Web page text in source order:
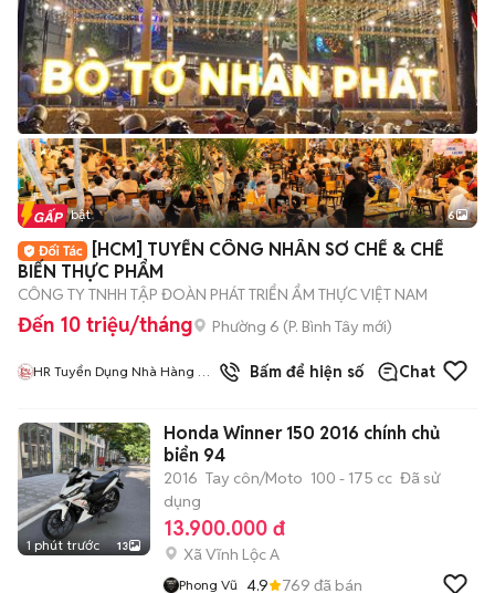
+2
Tin nổi bật 6
[HCM] TUYỂN CÔNG NHÂN SƠ CHẾ & CHẾ
BIẾN THỰC PHẨM
CÔNG TY TNHH TẬP ĐOÀN PHÁT TRIỂN ẨM THỰC VIỆT NAM
Đến 10 triệu/tháng Phường 6 (P. Bình Tây mới)
HR Tuyển Dụng Nhà Hàng Bò
Bấm để hiện số Chat
1 phút trước 13
Honda Winner 150 2016 chính chủ
biển 94
2016 Tay côn/Moto 100 - 175 cc Đã sử
dụng
13.900.000 đ
Xã Vĩnh Lộc A
Phong Vũ 4.9 769 đã bán